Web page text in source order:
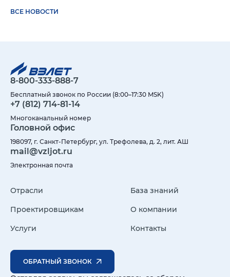
ВСЕ НОВОСТИ
8-800-333-888-7
Бесплатный звонок по России (8:00–17:30 MSK)
+7 (812) 714-81-14
Многоканальный номер
Головной офис
198097, г. Санкт-Петербург, ул. Трефолева, д. 2, лит. АШ
mail@vzljot.ru
Электронная почта
Отрасли
Проектировщикам
Услуги
База знаний
О компании
Контакты
ОБРАТНЫЙ ЗВОНОК